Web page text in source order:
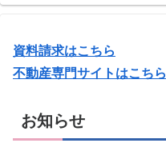
資料請求はこちら
不動産専門サイトはこちら
お知らせ